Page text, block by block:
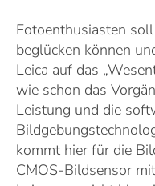
Fotoenthusiasten
beglücken können
Leica auf das
wie schon das
Leistung und die
kommt hier für die
CMOS-Bildsensor